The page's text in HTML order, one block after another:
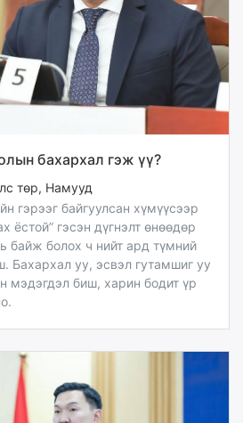
бахархал гэж үү?
төр, Намууд
гэрээг байгуулсан хүмүүсээр
ёстой” гэсэн дүгнэлт өнөөдөр
байж болох ч нийт ард түмний
Бахархал уу, эсвэл гутамшиг уу
мэдэгдэл биш, харин бодит үр